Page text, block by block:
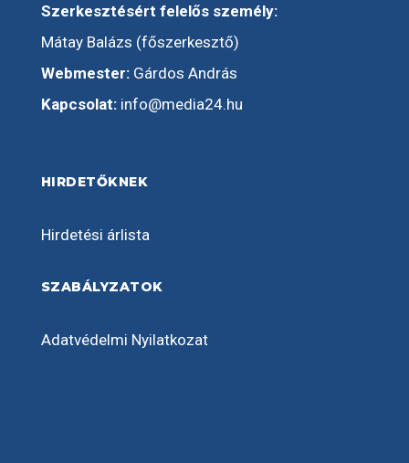
Szerkesztésért felelős személy:
Mátay Balázs (főszerkesztő)
Webmester:Gárdos András
Kapcsolat: info@media24.hu
HIRDETŐKNEK
Hirdetési árlista
SZABÁLYZATOK
Adatvédelmi Nyilatkozat